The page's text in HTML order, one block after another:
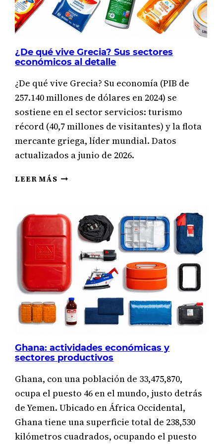
¿De qué vive Grecia? Sus sectores
económicos al detalle
¿De qué vive Grecia? Su economía (PIB de
257.140 millones de dólares en 2024) se
sostiene en el sector servicios: turismo
récord (40,7 millones de visitantes) y la flota
mercante griega, líder mundial. Datos
actualizados a junio de 2026.
LEER MÁS ¿DE
SUS
SECTORES
ECONÓMICOS
AL
DETALLE
Ghana: actividades económicas y
sectores productivos
Ghana, con una población de 33,475,870,
ocupa el puesto 46 en el mundo, justo detrás
de Yemen. Ubicado en África Occidental,
Ghana tiene una superficie total de 238,530
kilómetros cuadrados, ocupando el puesto